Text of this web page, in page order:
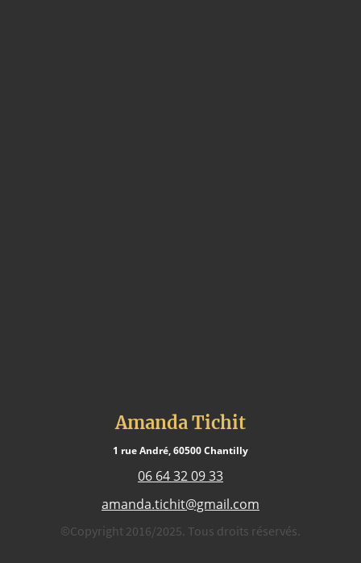
Amanda Tichit
1 rue André, 60500 Chantilly
06 64 32 09 33
amanda.tichit@gmail.com
©Copyright 2016/2025. Tous droits réservés.